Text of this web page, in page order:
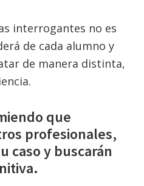
interrogantes no es
de cada alumno y
de manera distinta,
que
profesionales,
caso y buscarán